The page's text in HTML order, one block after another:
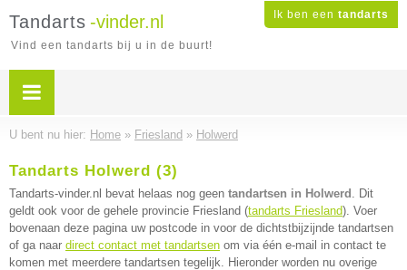
Ik ben een tandarts
Tandarts -vinder.nl
Vind een tandarts bij u in de buurt!
U bent nu hier: Home » Friesland » Holwerd
Tandarts Holwerd (3)
Tandarts-vinder.nl bevat helaas nog geen tandartsen in Holwerd . Dit
geldt ook voor de gehele provincie Friesland (tandarts Friesland). Voer
bovenaan deze pagina uw postcode in voor de dichtstbijzijnde tandartsen
of ga naar direct contact met tandartsen om via één e-mail in contact te
komen met meerdere tandartsen tegelijk. Hieronder worden nu overige